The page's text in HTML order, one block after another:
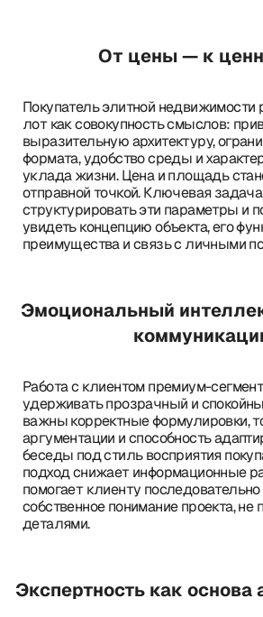
От цены — к
Покупатель элитной недвижимости
лот как совокупность смыслов:
выразительную архитектуру,
формата, удобство среды и
уклада жизни. Цена и площадь
отправной точкой. Ключевая
структурировать эти параметры и
увидеть концепцию объекта, его
преимущества и связь с личными
Эмоциональный
Работа с клиентом премиум-
удерживать прозрачный и
важны корректные формулировки,
аргументации и способность
беседы под стиль восприятия
подход снижает информационные
помогает клиенту
собственное понимание проекта, не
деталями.
Экспертность как основа